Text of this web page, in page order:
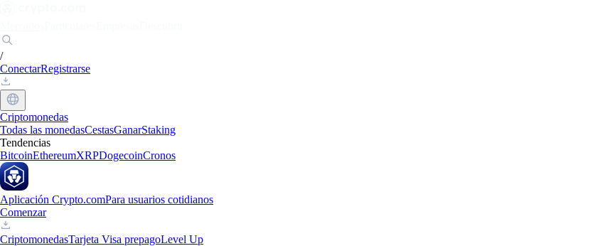
/
ConectarRegistrarse
Criptomonedas
Todas las monedasCestasGanarStaking
Tendencias
BitcoinEthereumXRPDogecoinCronos
Aplicación Crypto.comPara usuarios cotidianos
Comenzar
CriptomonedasTarjeta Visa prepagoLevel Up